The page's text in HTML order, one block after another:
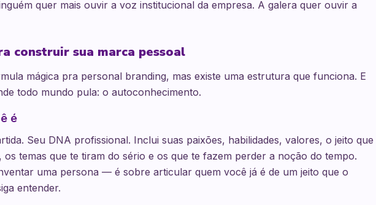
quer mais ouvir a voz institucional da empresa. A galera quer ouvir a
construir sua marca pessoal
mágica pra personal branding, mas existe uma estrutura que funciona. E
todo mundo pula: o autoconhecimento.
é
Seu DNA profissional. Inclui suas paixões, habilidades, valores, o jeito que
os temas que te tiram do sério e os que te fazem perder a noção do tempo.
uma persona — é sobre articular quem você já é de um jeito que o
entender.